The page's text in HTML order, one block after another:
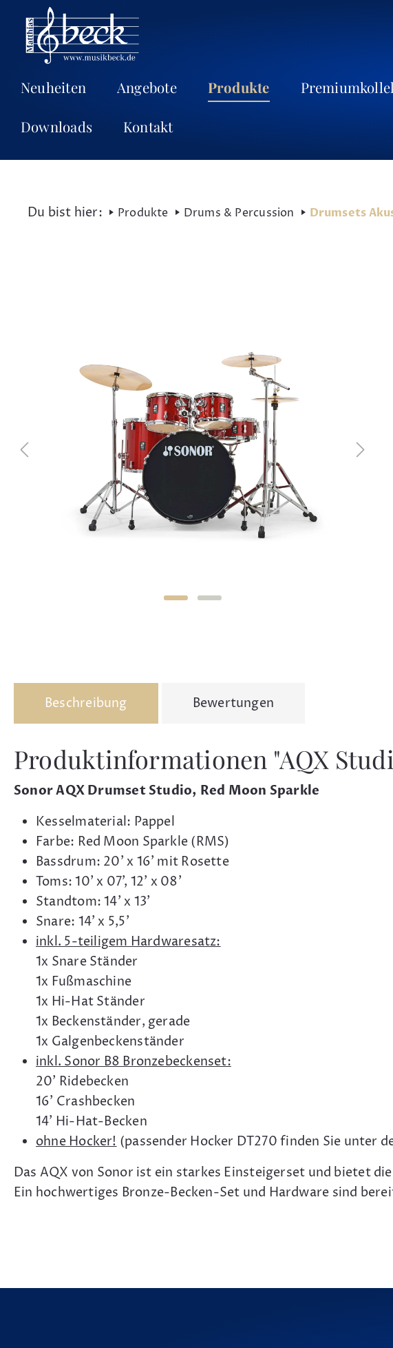
Neuheiten Angebote Produkte
Downloads Kontakt
Produkte Drums & Percussion Drumsets
Beschreibung Bewertungen
Produktinformationen "AQX
Sonor AQX Drumset Studio, Red Moon Sparkle
Kesselmaterial: Pappel
Farbe: Red Moon Sparkle (RMS)
Bassdrum: 20' x 16' mit Rosette
Toms: 10' x 07', 12' x 08'
Standtom: 14' x 13'
Snare: 14' x 5,5'
inkl. 5-teiligem Hardwaresatz:
1x Snare Ständer
1x Fußmaschine
1x Hi-Hat Ständer
1x Beckenständer, gerade
1x Galgenbeckenständer
inkl. Sonor B8 Bronzebeckenset:
20' Ridebecken
16' Crashbecken
14' Hi-Hat-Becken
ohne Hocker!(passender Hocker DT270 finden Sie unter
Das AQX von Sonor ist ein starkes Einsteigerset und bietet
Ein hochwertiges Bronze-Becken-Set und Hardware sind